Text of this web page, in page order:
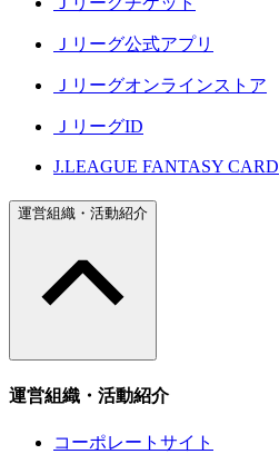
Ｊリーグ公式アプリ
Ｊリーグオンラインストア
ＪリーグID
J.LEAGUE FANTASY CARD
運営組織・活動紹介
運営組織・活動紹介
コーポレートサイト